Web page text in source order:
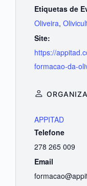
Etiquetas de
Oliveira,
Site:
https://
formacao-da-
APPITAD
Telefone
278 265 009
Email